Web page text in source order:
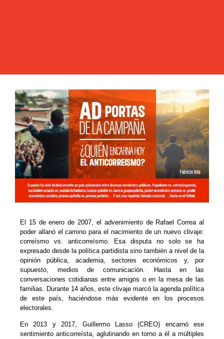
El 15 de enero de 2007, el advenimiento de Rafael Correa al
poder allanó el camino para el nacimiento de un nuevo clivaje:
correísmo vs. anticorreísmo. Esa disputa no solo se ha
expresado desde la política partidista sino también a nivel de la
opinión pública, academia, sectores económicos y, por
supuesto, medios de comunicación. Hasta en las
conversaciones cotidianas entre amigos o en la mesa de las
familias. Durante 14 años, este clivaje marcó la agenda política
de este país, haciéndose más evidente en los procesos
electorales.
En 2013 y 2017, Guillermo Lasso (CREO) encarnó ese
sentimiento anticorreísta, aglutinando en torno a él a múltiples